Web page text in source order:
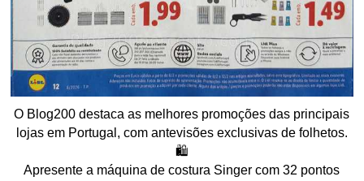
O Blog200 destaca as melhores promoções das principais
lojas em Portugal, com antevisões exclusivas de folhetos.
🛍️
Apresente a máquina de costura Singer com 32 pontos